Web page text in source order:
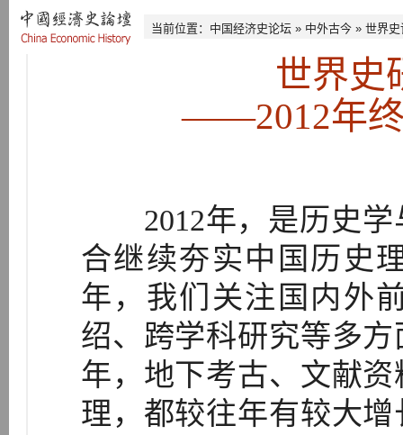
当前位置： 中国经济史论坛 » 中外古今 » 世界史
世界史
——2012年终
2012年，是历史学
合继续夯实中国历史
年，我们关注国内外
绍、跨学科研究等多
年，地下考古、文献
理，都较往年有较大